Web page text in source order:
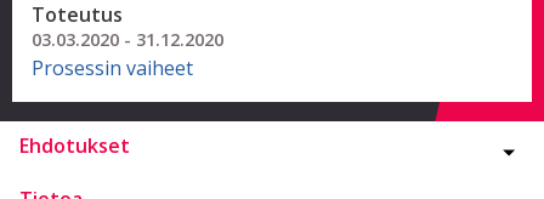
Toteutus
03.03.2020 - 31.12.2020
Prosessin vaiheet
Ehdotukset